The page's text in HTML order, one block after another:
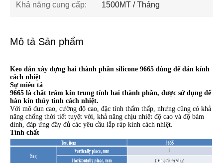
Khả năng cung cấp: 1500MT / Tháng
Mô tả Sản phẩm
Keo dán xây dựng hai thành phần silicone 9665 dùng để dán kính
cách nhiệt
Sự miêu tả
9665 là chất trám kín trung tính hai thành phần, được sử dụng để
hàn kín thủy tinh cách nhiệt.
Với mô đun cao, cường độ cao, đặc tính thấm thấp, nhưng cũng có khả
năng chống thời tiết tuyệt vời, khả năng chịu nhiệt độ cao và độ bám
dính, đáp ứng đầy đủ các yêu cầu lắp ráp kính cách nhiệt.
Tính chất